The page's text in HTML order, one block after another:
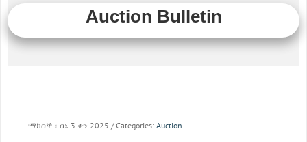
Auction Bulletin
ማክሰኞ ፣ ሰኔ 3 ቀን 2025 / Categories: Auction